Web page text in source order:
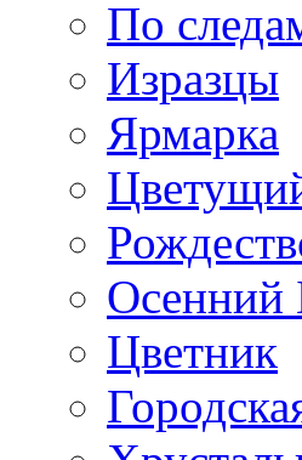
По
Изразцы
Ярмарка
Осенний
Цветник